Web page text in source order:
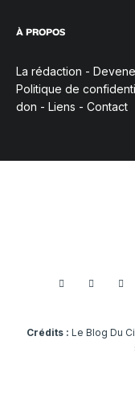
À PROPOS
La rédaction -
Politique de
don - Liens - Contact
Crédits : Le Blog Du